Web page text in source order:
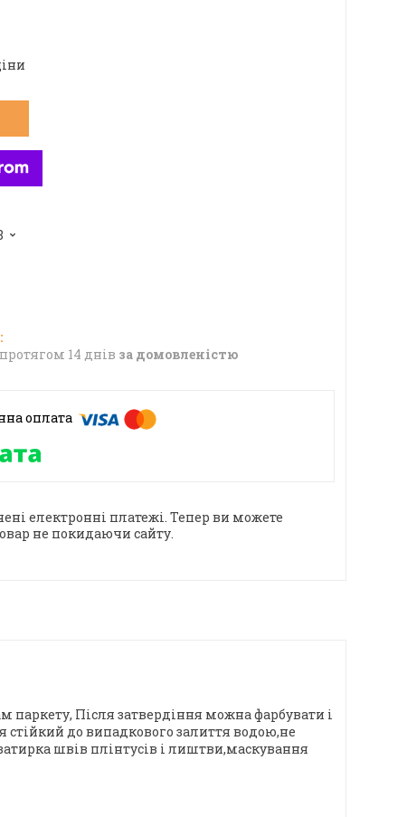
14 днів за домовленістю
електронні платежі. Тепер ви можете
не покидаючи сайту.
паркету, Після затвердіння можна фарбувати і
до випадкового залиття водою,не
швів плінтусів і лиштви,маскування